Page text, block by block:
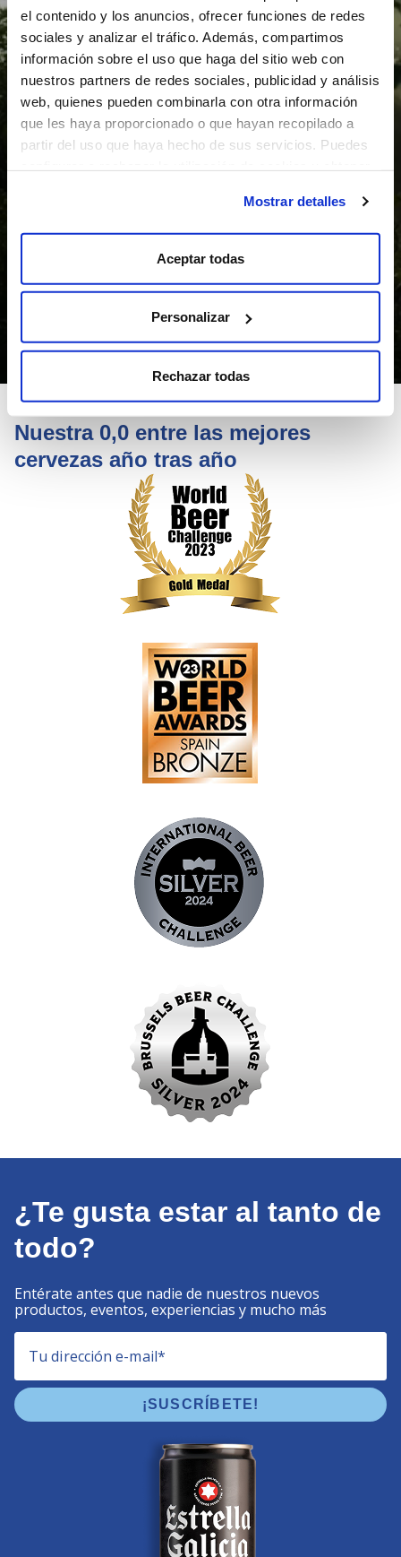
el contenido y los anuncios, ofrecer funciones de redes
sociales y analizar el tráfico. Además, compartimos
información sobre el uso que haga del sitio web con
nuestros partners de redes sociales, publicidad y análisis
web, quienes pueden combinarla con otra información
que les haya proporcionado o que hayan recopilado a
partir del uso que haya hecho de sus servicios. Puedes
Mostrar detalles
Aceptar todas
Personalizar
Rechazar todas
Dejamos huella en todo lo que hacemos,
pero de la buena.
SABER MÁS
Nuestra 0,0 entre las mejores
cervezas año tras año
¿Te gusta estar al tanto de
todo?
Entérate antes que nadie de nuestros nuevos
productos, eventos, experiencias y mucho más
Tu dirección e-mail*
¡SUSCRÍBETE!